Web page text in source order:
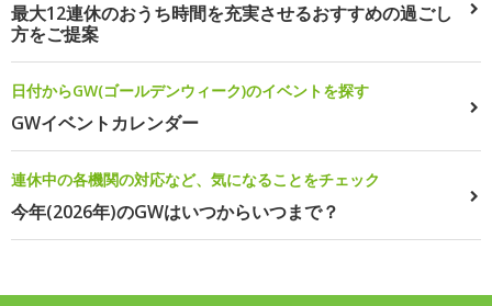
最大12連休のおうち時間を充実させるおすすめの過ごし
方をご提案
日付からGW(ゴールデンウィーク)のイベントを探す
GWイベントカレンダー
連休中の各機関の対応など、気になることをチェック
今年(2026年)のGWはいつからいつまで？